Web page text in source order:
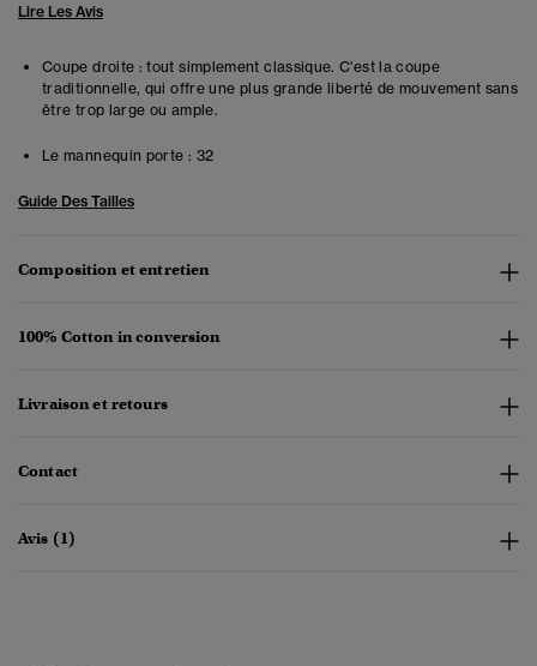
Lire Les Avis
Coupe droite : tout simplement classique. C'est la coupe
traditionnelle, qui offre une plus grande liberté de mouvement sans
être trop large ou ample.
Le mannequin porte : 32
Guide Des Tailles
Composition et entretien
100% Cotton in conversion
Livraison et retours
Contact
Avis (1)